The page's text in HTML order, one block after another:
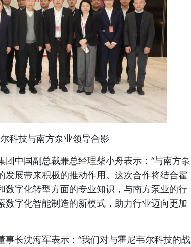
科技与南方泵业领导合影
中国副总裁兼总经理柴小舟表示：“与南方泵
发展带来积极的推动作用。这次合作将结合霍
数字化转型方面的专业知识，与南方泵业的行
数字化智能制造的新模式，助力行业迈向更加
事长沈海军表示：“我们对与霍尼韦尔科技的战